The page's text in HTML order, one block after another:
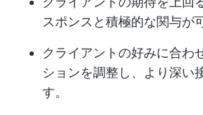
スポンスと積極的な関与が
クライアントの好みに合わ
ションを調整し、より深い
す。